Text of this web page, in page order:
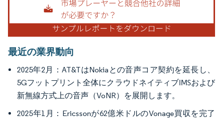
最近の業界動向
2025年2月：AT&TはNokiaとの音声コア契約を延長し、
5Gフットプリント全体にクラウドネイティブIMSおよび
新無線方式上の音声（VoNR）を展開します。
2025年1月：Ericssonが62億米ドルのVonage買収を完了